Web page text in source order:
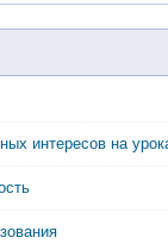
интересов на